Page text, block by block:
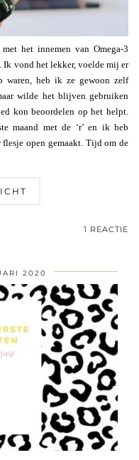
het innemen van Omega-3
Ik vond het lekker, voelde mij er
waren, heb ik ze gewoon zelf
wilde het blijven gebruiken
kon beoordelen op het helpt.
maand met de ‘r’ en ik heb
flesje open gemaakt. Tijd om de
1 REACTIE
2020